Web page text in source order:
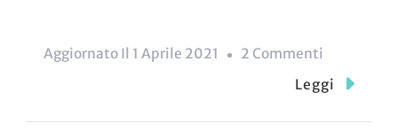
Aggiornato Il 1 Aprile 2021 2 Commenti
5
Leggi